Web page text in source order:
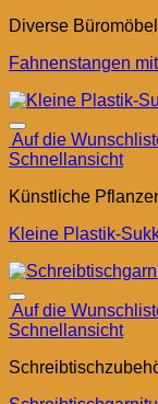
Diverse Büromöbel
Fahnenstangen
Auf die
Schnellansicht
Künstliche
Kleine Plastik-
Auf die
Schnellansicht